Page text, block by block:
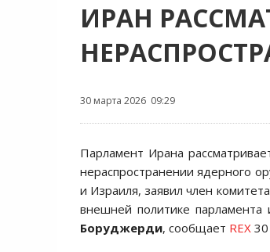
ИРАН
30 марта 2026 09:29
Парламент Ирана
нераспространении ядерного
и Израиля, заявил член
внешней политике парламента
Боруджерди, сообщает REX